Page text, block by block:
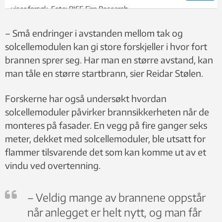
viser forsøk. Foto: RISE Fire Research
– Små endringer i avstanden mellom tak og
solcellemodulen kan gi store forskjeller i hvor fort
brannen sprer seg. Har man en større avstand, kan
man tåle en større startbrann, sier Reidar Stølen.
Forskerne har også undersøkt hvordan
solcellemoduler påvirker brannsikkerheten når de
monteres på fasader. En vegg på fire ganger seks
meter, dekket med solcellemoduler, ble utsatt for
flammer tilsvarende det som kan komme ut av et
vindu ved overtenning.
– Veldig mange av brannene oppstår
når anlegget er helt nytt, og man får